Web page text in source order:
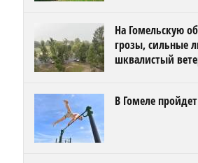
На Гомельскую
грозы, сильные
шквалистый
В Гомеле